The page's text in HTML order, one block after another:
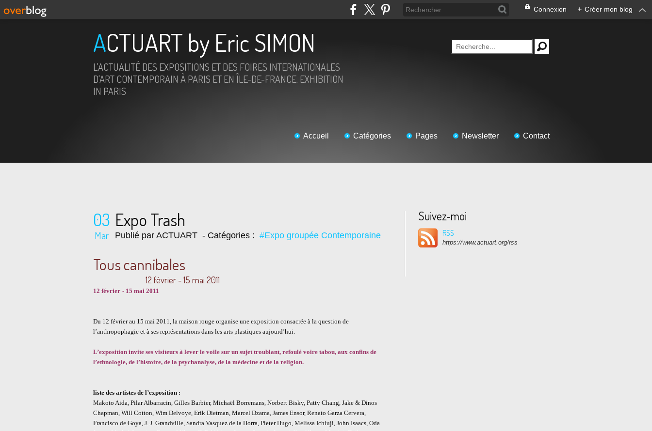
Connexion + Créer mon blog
ACTUART by Eric SIMON
L'ACTUALITÉ DES EXPOSITIONS ET DES FOIRES INTERNATIONALES
D'ART CONTEMPORAIN À PARIS ET EN ÎLE-DE-FRANCE. EXHIBITION
IN PARIS
Accueil Catégories Pages Newsletter Contact
03
Mar
Expo Trash
Publié par ACTUART - Catégories : #Expo groupée Contemporaine
Tous cannibales
12 février - 15 mai 2011
12 février - 15 mai 2011
Du 12 février au 15 mai 2011, la maison rouge organise une exposition consacrée à la question de
l’anthropophagie et à ses représentations dans les arts plastiques aujourd’hui.
L’exposition invite ses visiteurs à lever le voile sur un sujet troublant, refoulé voire tabou, aux confins de
l’ethnologie, de l’histoire, de la psychanalyse, de la médecine et de la religion.
liste des artistes de l’exposition :
Makoto Aida, Pilar Albarracin, Gilles Barbier, Michaël Borremans, Norbert Bisky, Patty Chang, Jake & Dinos
Chapman, Will Cotton, Wim Delvoye, Erik Dietman, Marcel Dzama, James Ensor, Renato Garza Cervera,
Francisco de Goya, J. J. Grandville, Sandra Vasquez de la Horra, Pieter Hugo, Melissa Ichiuji, John Isaacs, Oda
Suivez-moi
RSS
https://www.actuart.org/rss